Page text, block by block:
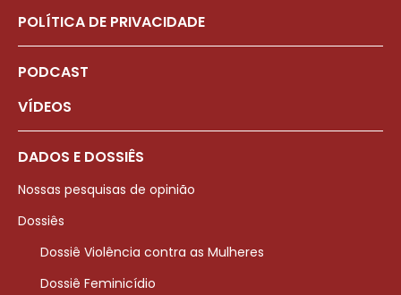
POLÍTICA DE PRIVACIDADE
PODCAST
VÍDEOS
DADOS E DOSSIÊS
Nossas pesquisas de opinião
Dossiês
Dossiê Violência contra as Mulheres
Dossiê Feminicídio